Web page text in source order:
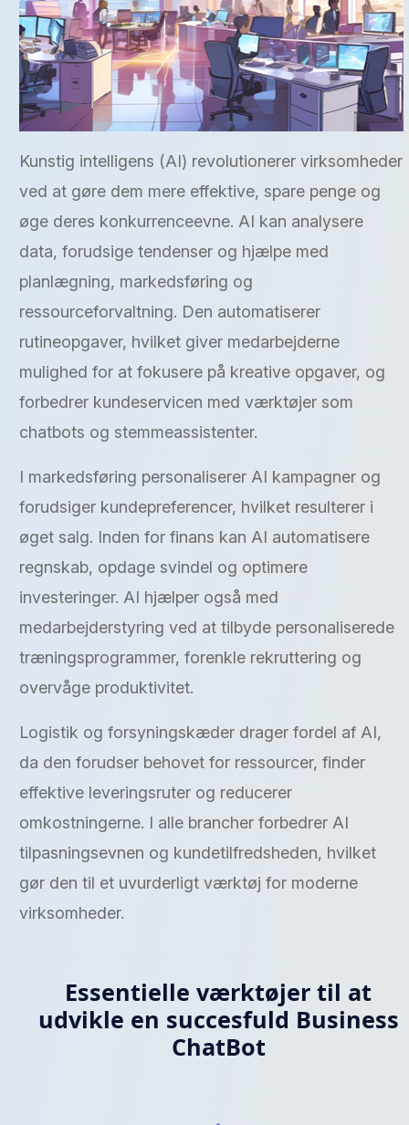
Kunstig intelligens (AI) revolutionerer virksomheder
ved at gøre dem mere effektive, spare penge og
øge deres konkurrenceevne. AI kan analysere
data, forudsige tendenser og hjælpe med
planlægning, markedsføring og
ressourceforvaltning. Den automatiserer
rutineopgaver, hvilket giver medarbejderne
mulighed for at fokusere på kreative opgaver, og
forbedrer kundeservicen med værktøjer som
chatbots og stemmeassistenter.
I markedsføring personaliserer AI kampagner og
forudsiger kundepreferencer, hvilket resulterer i
øget salg. Inden for finans kan AI automatisere
regnskab, opdage svindel og optimere
investeringer. AI hjælper også med
medarbejderstyring ved at tilbyde personaliserede
træningsprogrammer, forenkle rekruttering og
overvåge produktivitet.
Logistik og forsyningskæder drager fordel af AI,
da den forudser behovet for ressourcer, finder
effektive leveringsruter og reducerer
omkostningerne. I alle brancher forbedrer AI
tilpasningsevnen og kundetilfredsheden, hvilket
gør den til et uvurderligt værktøj for moderne
virksomheder.
Essentielle værktøjer til at
udvikle en succesfuld Business
ChatBot